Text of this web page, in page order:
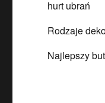
hurt ubrań
Rodzaje
Najlepszy